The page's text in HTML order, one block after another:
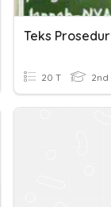
Teks Prosedur
20 T 2nd